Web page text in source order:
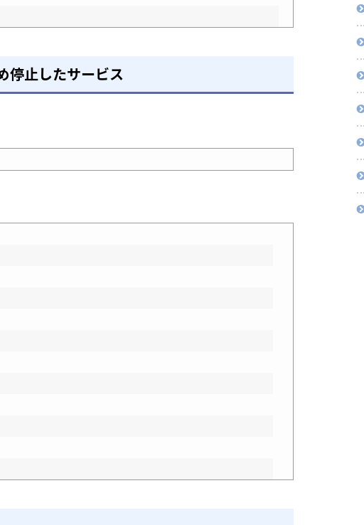
停止したサービス